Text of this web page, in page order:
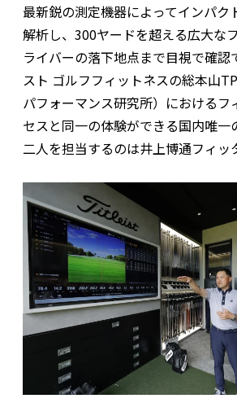
最新鋭の測定機器によってインパク
解析し、300ヤードを超える広大な
ライバーの落下地点まで目視で確認
スト ゴルフフィットネスの総本山
パフォーマンス研究所）におけるフ
セスと同一の体験ができる国内唯一
二人を担当するのは井上博通フィッ